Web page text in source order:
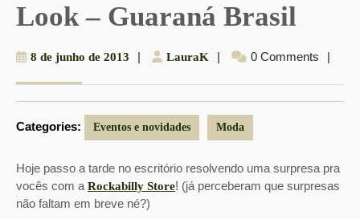
Look – Guaraná Brasil
8 de junho de 2013
2013
| LauraK LauraK
| 0 Comments |
Categories: Eventos e novidades Moda
Hoje passo a tarde no escritório resolvendo uma surpresa pra
vocês com a Rockabilly Store! (já perceberam que surpresas
não faltam em breve né?)